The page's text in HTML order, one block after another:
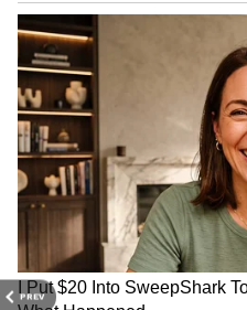
PREV
ಬೊಮ್ಮಾಯಿ ಉದ್ಘಾಟಿಸಿದರು.
ಆಚಾರ್‌, ರೂಪಾಲಿ ನಾಯಕ್‌,
ನಾಯ್ಡು ಹಾಜರಿದ್ದರು.